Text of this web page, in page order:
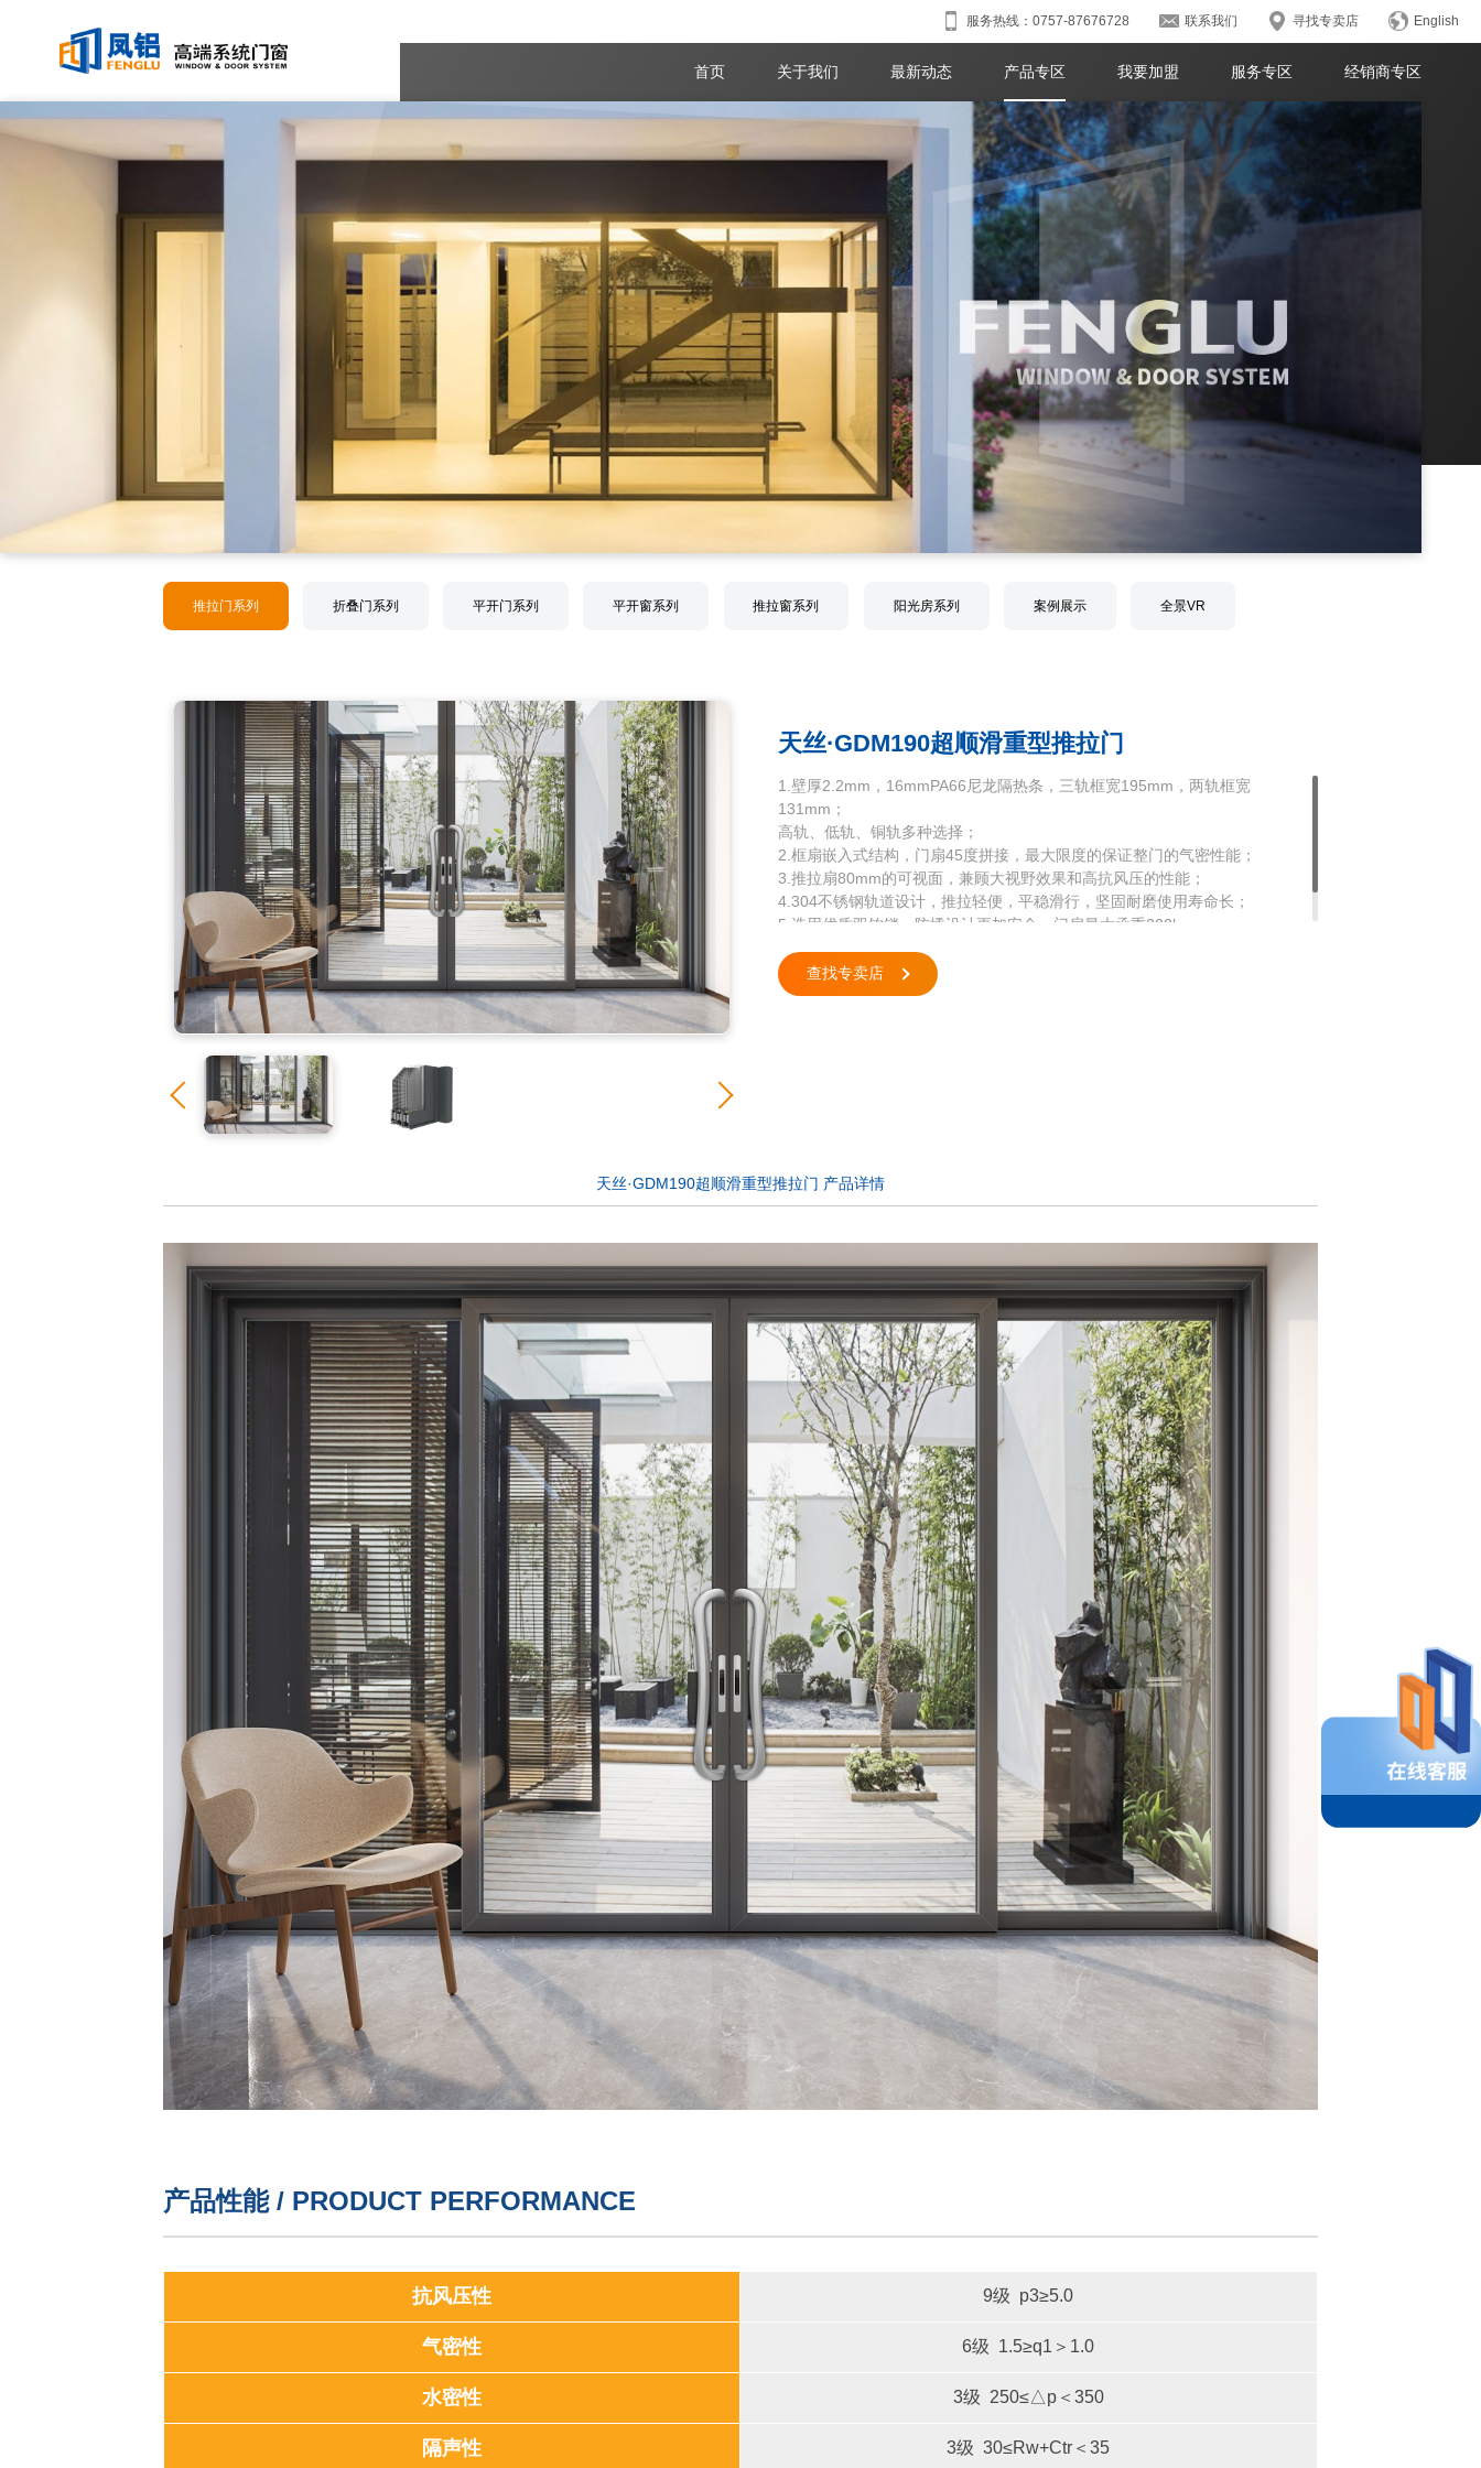
服务热线：0757-87676728 联系我们 寻找专卖店 English
首页 关于我们 最新动态 产品专区 我要加盟 服务专区 经销商专区
推拉门系列 折叠门系列 平开门系列 平开窗系列 推拉窗系列 阳光房系列 案例展示 全景VR
天丝·GDM190超顺滑重型推拉门
1.壁厚2.2mm，16mmPA66尼龙隔热条，三轨框宽195mm，两轨框宽
131mm；
高轨、低轨、铜轨多种选择；
2.框扇嵌入式结构，门扇45度拼接，最大限度的保证整门的气密性能；
3.推拉扇80mm的可视面，兼顾大视野效果和高抗风压的性能；
4.304不锈钢轨道设计，推拉轻便，平稳滑行，坚固耐磨使用寿命长；
5.选用优质双钩锁，防撬设计更加安全，门扇最大承重200kg；
查找专卖店
天丝·GDM190超顺滑重型推拉门 产品详情
产品性能 / PRODUCT PERFORMANCE
抗风压性 9级 p3≥5.0
气密性 6级 1.5≥q1＞1.0
水密性 3级 250≤△p＜350
隔声性 3级 30≤Rw+Ctr＜35